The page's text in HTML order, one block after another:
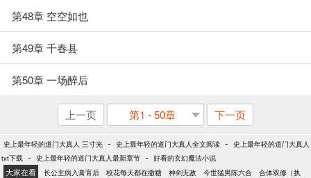
第48章 空空如也
第49章 千春县
第50章 一场醉后
上一页 第1 - 50章 下一页
史上最年轻的道门大真人 三寸光 - 史上最年轻的道门大真人全文阅读 -
史上最年轻的道门大真人
txt下载 - 史上最年轻的道门大真人最新章节 - 好看的玄幻魔法小说
大家在看 长公主病入膏肓后 校花每天都在撒糖 神剑无敌 今世猛男陈六合
合体双修（执